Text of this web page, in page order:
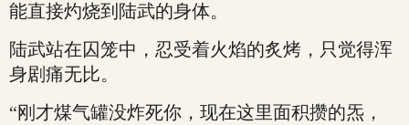
能直接灼烧到陆武的身体。
陆武站在囚笼中，忍受着火焰的炙烤，只觉得浑
身剧痛无比。
“刚才煤气罐没炸死你，现在这里面积攒的炁，